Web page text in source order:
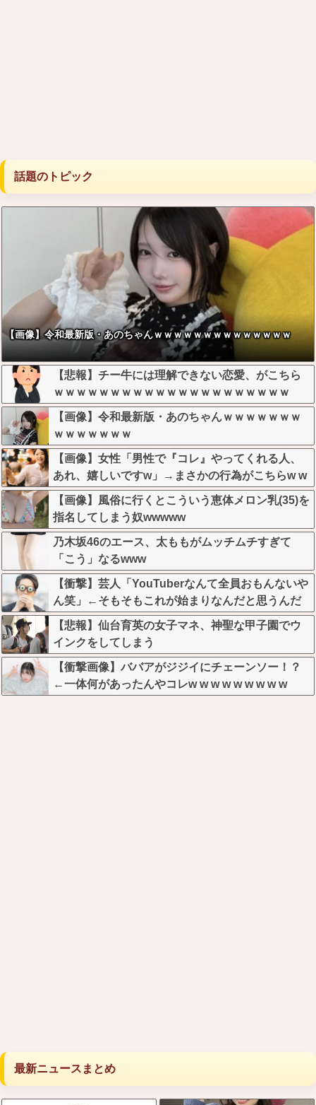
話題のトピック
【画像】令和最新版・あのちゃんｗｗｗｗｗｗｗｗｗｗｗｗｗｗ
【悲報】チー牛には理解できない恋愛、がこちら
ｗｗｗｗｗｗｗｗｗｗｗｗｗｗｗｗｗｗｗｗｗ
【画像】令和最新版・あのちゃんｗｗｗｗｗｗｗ
ｗｗｗｗｗｗｗ
【画像】女性「男性で『コレ』やってくれる人、
あれ、嬉しいですw」→まさかの行為がこちらw w
w w w w w w w
【画像】風俗に行くとこういう恵体メロン乳(35)を
指名してしまう奴wwwww
乃木坂46のエース、太ももがムッチムチすぎて
「こう」なるwww
【衝撃】芸人「YouTuberなんて全員おもんないや
ん笑」←そもそもこれが始まりなんだと思うんだ
がどう思う？？？？？
【悲報】仙台育英の女子マネ、神聖な甲子園でウ
インクをしてしまう
【衝撃画像】ババアがジジイにチェーンソー！？
←一体何があったんやコレw w w w w w w w w
最新ニュースまとめ